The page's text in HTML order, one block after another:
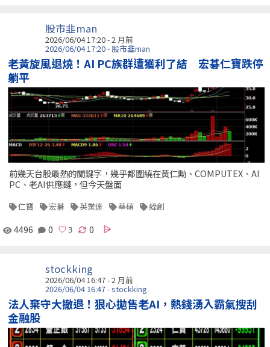
股市韭man
2026/06/04 17:20 - 2 月前
2026/06/04 17:20 - 股市韭man
老黃旋風退燒！AI PC族群遭獲利了結 宏碁仁寶跌停
躺平
前幾天台股最熱的關鍵字，幾乎都圍繞在黃仁勳、COMPUTEX、AI
PC、老AI供應鏈，但今天盤面
仁寶 宏碁 英業達 華碩 緯創
4496 0 0
stockking
2026/06/04 16:47 - 2 月前
2026/06/04 16:47 - stockking
法人棄守大撤退！狠心拋售老AI，熱錢湧入霸氣搜刮
金融股